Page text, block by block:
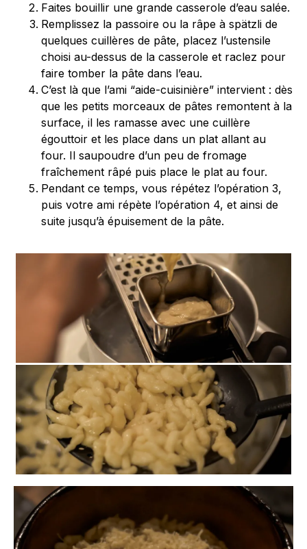
Faites bouillir une grande casserole d’eau salée.
Remplissez la passoire ou la râpe à spätzli de
quelques cuillères de pâte, placez l’ustensile
choisi au-dessus de la casserole et raclez pour
faire tomber la pâte dans l’eau.
C’est là que l’ami “aide-cuisinière” intervient : dès
que les petits morceaux de pâtes remontent à la
surface, il les ramasse avec une cuillère
égouttoir et les place dans un plat allant au
four. Il saupoudre d’un peu de fromage
fraîchement râpé puis place le plat au four.
Pendant ce temps, vous répétez l’opération 3,
puis votre ami répète l’opération 4, et ainsi de
suite jusqu’à épuisement de la pâte.